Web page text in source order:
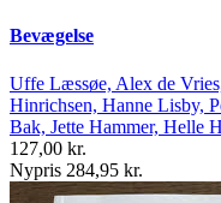
Bevægelse
Uffe Læssøe, Alex de
Hinrichsen, Hanne Lisby,
Bak, Jette Hammer, Helle
127,00 kr.
Nypris 284,95 kr.